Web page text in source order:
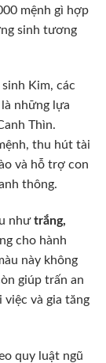
mệnh gì hợp
sinh tương
Kim, các
những lựa
Thìn.
thu hút tài
và hỗ trợ con
thông.
nhưtrắng,
cho hành
này không
giúp trấn an
việc và gia tăng
quy luật ngũ